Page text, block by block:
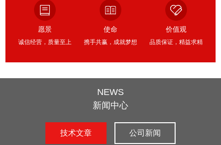
争力的解决方案和服务。2010年10月公司在苏州建成东庚工程装
备制造基地，2012年成立了东庚工艺系统事业部。2013年设立建
成上海东庚启东生产制造基地、上海东庚无锡和江阴生产制造基
地；2014年，与新世纪化工战略联盟，...
愿景
诚信经营，质量至上
使命
携手共赢，成就梦想
价值观
品质保证，精益求精
NEWS
新闻中心
技术文章 公司新闻